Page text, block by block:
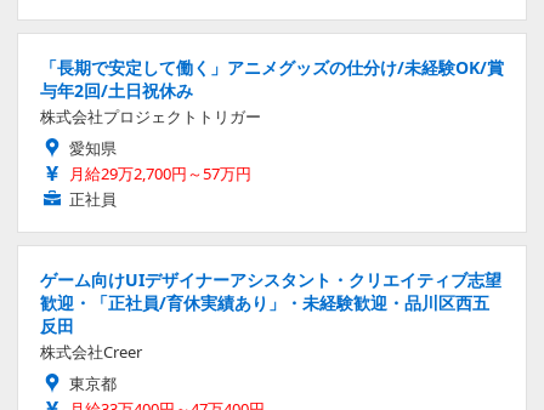
「長期で安定して働く」アニメグッズの仕分け/未経験OK/賞
与年2回/土日祝休み
株式会社プロジェクトトリガー
愛知県
月給29万2,700円～57万円
正社員
ゲーム向けUIデザイナーアシスタント・クリエイティブ志望
歓迎・「正社員/育休実績あり」・未経験歓迎・品川区西五
反田
株式会社Creer
東京都